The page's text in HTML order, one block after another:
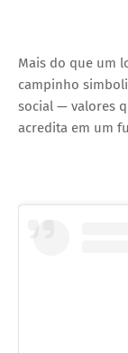
Mais do que um
campinho
social — valores
acredita em um